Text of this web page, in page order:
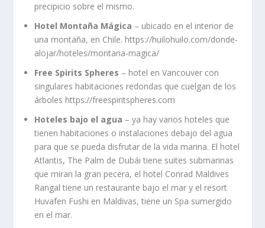
precipicio sobre el mismo.
Hotel Montaña Mágica – ubicado en el interior de
una montaña, en Chile. https://huilohuilo.com/donde-
alojar/hoteles/montana-magica/
Free Spirits Spheres – hotel en Vancouver con
singulares habitaciones redondas que cuelgan de los
árboles https://freespiritspheres.com
Hoteles bajo el agua – ya hay varios hoteles que
tienen habitaciones o instalaciones debajo del agua
para que se pueda disfrutar de la vida marina. El hotel
Atlantis, The Palm de Dubái tiene suites submarinas
que miran la gran pecera, el hotel Conrad Maldives
Rangal tiene un restaurante bajo el mar y el resort
Huvafen Fushi en Maldivas, tiene un Spa sumergido
en el mar.